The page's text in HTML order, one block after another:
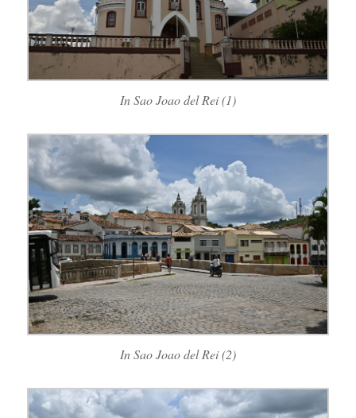
In Sao Joao del Rei (1)
In Sao Joao del Rei (2)